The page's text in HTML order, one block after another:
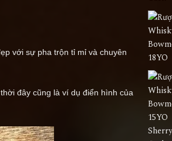
với sự pha trộn tỉ mỉ và chuyên
đây cũng là ví dụ điển hình của